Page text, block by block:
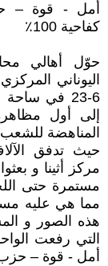
أمل - قوة –
كفاحية 100٪
حوّل أهالي
6-23 في
إلى أول
المناهضة
حيث تدفق
مركز أثينا و
مستمرة حتى
مما هي عليه
هذه الصور و
التي رفعت
أمل - قوة –